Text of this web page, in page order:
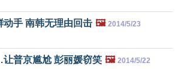
动手 南韩无理由回击 🖼️ 2014/5/23
普京尴尬 彭丽媛窃笑 🖼️ 2014/5/22